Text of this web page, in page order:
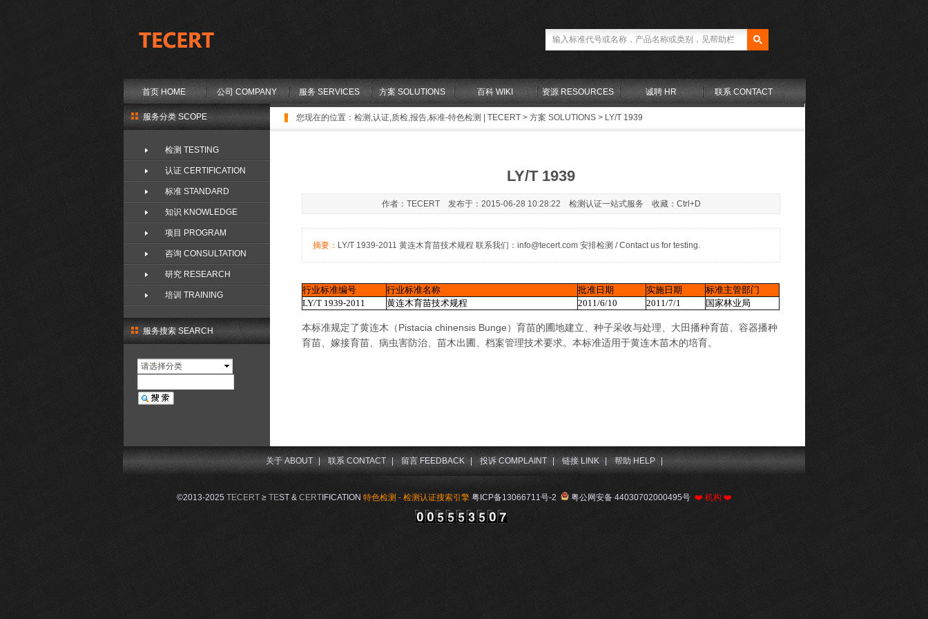
首页 HOME 公司 COMPANY 服务 SERVICES 方案 SOLUTIONS 百科 WIKI 资源 RESOURCES 诚聘 HR 联系 CONTACT
您现在的位置： 检测,认证,质检,报告,标准-特色检测 | TECERT > 方案 SOLUTIONS > LY/T 1939
服务搜索 SEARCH
请选择分类
LY/T 1939
作者：TECERT 发布于：2015-06-28 10:28:22 检测认证一站式服务 收藏：Ctrl+D
摘要： LY/T 1939-2011 黄连木育苗技术规程 联系我们：info@tecert.com 安排检测 / Contact us for testing.
行业标准编号 行业标准名称 批准日期 实施日期
标准主管部门
LY/T 1939-2011
黄连木育苗技术规程 2011/6/10 2011/7/1 国家林业局
本标准规定了黄连木（Pistacia chinensis Bunge）育苗的圃地建立、种子采收与处理、大田播种育苗、容器播种
育苗、嫁接育苗、病虫害防治、苗木出圃、档案管理技术要求。本标准适用于黄连木苗木的培育。
服务分类 SCOPE
检测 TESTING
认证 CERTIFICATION
标准 STANDARD
知识 KNOWLEDGE
项目 PROGRAM
咨询 CONSULTATION
研究 RESEARCH
培训 TRAINING
©2013-2025 TECERT≥ TEST & CERTIFICATION 特色检测 - 检测认证搜索引擎 粤ICP备13066711号-2 粤公网安备 44030702000495号 ❤️ 机构 ❤️
关于 ABOUT | 联系 CONTACT | 留言 FEEDBACK 投诉 COMPLAINT | 链接 LINK | 帮助 HELP |